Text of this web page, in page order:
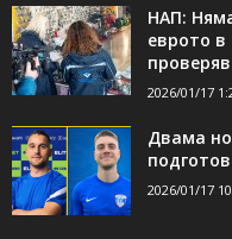
НАП:
еврото
2026/01/17
Двама
2026/01/17